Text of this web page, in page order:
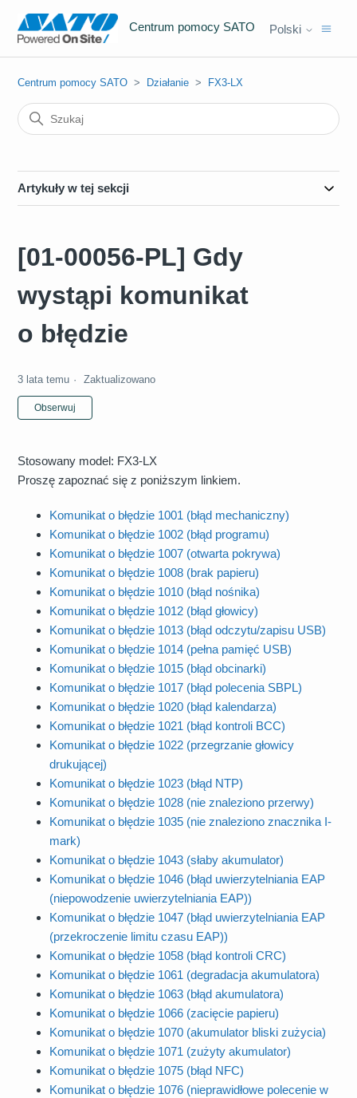
Centrum pomocy SATO Polski
Centrum pomocy SATO Działanie FX3-LX
Artykuły w tej sekcji
[01-00056-PL] Gdy
wystąpi komunikat
o błędzie
3 lata temu Zaktualizowano
Obserwuj
Stosowany model: FX3-LX
Proszę zapoznać się z poniższym linkiem.
Komunikat o błędzie 1001 (błąd mechaniczny)
Komunikat o błędzie 1002 (błąd programu)
Komunikat o błędzie 1007 (otwarta pokrywa)
Komunikat o błędzie 1008 (brak papieru)
Komunikat o błędzie 1010 (błąd nośnika)
Komunikat o błędzie 1012 (błąd głowicy)
Komunikat o błędzie 1013 (błąd odczytu/zapisu USB)
Komunikat o błędzie 1014 (pełna pamięć USB)
Komunikat o błędzie 1015 (błąd obcinarki)
Komunikat o błędzie 1017 (błąd polecenia SBPL)
Komunikat o błędzie 1020 (błąd kalendarza)
Komunikat o błędzie 1021 (błąd kontroli BCC)
Komunikat o błędzie 1022 (przegrzanie głowicy
drukującej)
Komunikat o błędzie 1023 (błąd NTP)
Komunikat o błędzie 1028 (nie znaleziono przerwy)
Komunikat o błędzie 1035 (nie znaleziono znacznika I-
mark)
Komunikat o błędzie 1043 (słaby akumulator)
Komunikat o błędzie 1046 (błąd uwierzytelniania EAP
(niepowodzenie uwierzytelniania EAP))
Komunikat o błędzie 1047 (błąd uwierzytelniania EAP
(przekroczenie limitu czasu EAP))
Komunikat o błędzie 1058 (błąd kontroli CRC)
Komunikat o błędzie 1061 (degradacja akumulatora)
Komunikat o błędzie 1063 (błąd akumulatora)
Komunikat o błędzie 1066 (zacięcie papieru)
Komunikat o błędzie 1070 (akumulator bliski zużycia)
Komunikat o błędzie 1071 (zużyty akumulator)
Komunikat o błędzie 1075 (błąd NFC)
Komunikat o błędzie 1076 (nieprawidłowe polecenie w